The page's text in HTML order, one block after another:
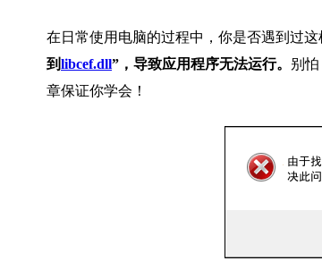
在日常使用电脑的过程中，你是否遇到过这
到libcef.dll”，导致应用程序无法运行。 别
章保证你学会！